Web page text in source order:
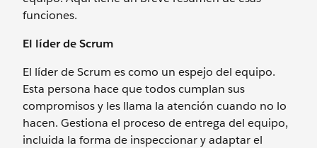
funciones.
El líder de Scrum
El líder de Scrum es como un espejo del equipo.
Esta persona hace que todos cumplan sus
compromisos y les llama la atención cuando no lo
hacen. Gestiona el proceso de entrega del equipo,
incluida la forma de inspeccionar y adaptar el